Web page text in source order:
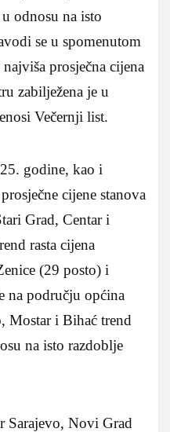
odnosu na isto
se u spomenutom
prosječna cijena
zabilježena je u
Večernji list.
godine, kao i
cijene stanova
Grad, Centar i
rasta cijena
(29 posto) i
na području općina
Mostar i Bihać trend
na isto razdoblje
Sarajevo, Novi Grad